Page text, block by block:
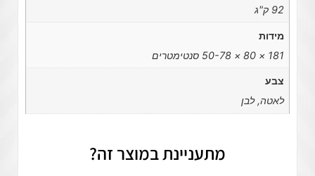
92 ק"ג
מידות
181 × 80 × 50-78 סנטימטרים
צבע
לאטה, לבן
מתעניינת במוצר זה?